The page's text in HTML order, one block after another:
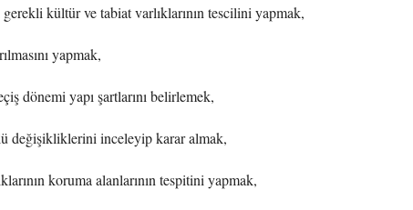
kültür ve tabiat varlıklarının tescilini yapmak,
yapmak,
dönemi yapı şartlarını belirlemek,
değişikliklerini inceleyip karar almak,
koruma alanlarının tespitini yapmak,